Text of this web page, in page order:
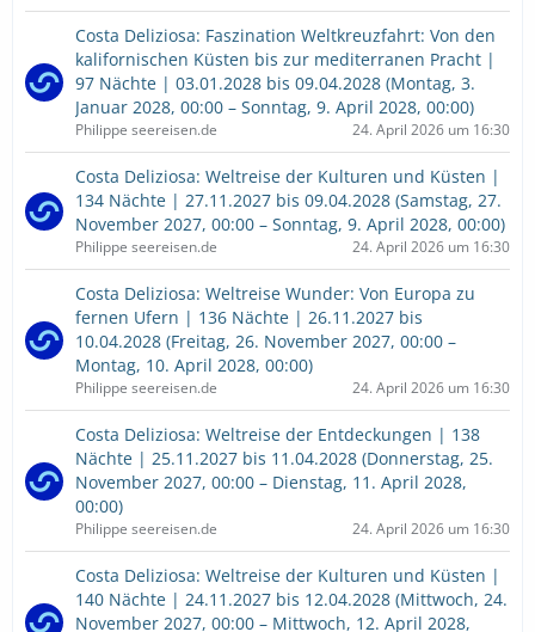
Costa Deliziosa: Faszination Weltkreuzfahrt: Von den
kalifornischen Küsten bis zur mediterranen Pracht |
97 Nächte | 03.01.2028 bis 09.04.2028 (Montag, 3.
Januar 2028, 00:00 – Sonntag, 9. April 2028, 00:00)
Philippe seereisen.de 24. April 2026 um 16:30
Costa Deliziosa: Weltreise der Kulturen und Küsten |
134 Nächte | 27.11.2027 bis 09.04.2028 (Samstag, 27.
November 2027, 00:00 – Sonntag, 9. April 2028, 00:00)
Philippe seereisen.de 24. April 2026 um 16:30
Costa Deliziosa: Weltreise Wunder: Von Europa zu
fernen Ufern | 136 Nächte | 26.11.2027 bis
10.04.2028 (Freitag, 26. November 2027, 00:00 –
Montag, 10. April 2028, 00:00)
Philippe seereisen.de 24. April 2026 um 16:30
Costa Deliziosa: Weltreise der Entdeckungen | 138
Nächte | 25.11.2027 bis 11.04.2028 (Donnerstag, 25.
November 2027, 00:00 – Dienstag, 11. April 2028,
00:00)
Philippe seereisen.de 24. April 2026 um 16:30
Costa Deliziosa: Weltreise der Kulturen und Küsten |
140 Nächte | 24.11.2027 bis 12.04.2028 (Mittwoch, 24.
November 2027, 00:00 – Mittwoch, 12. April 2028,